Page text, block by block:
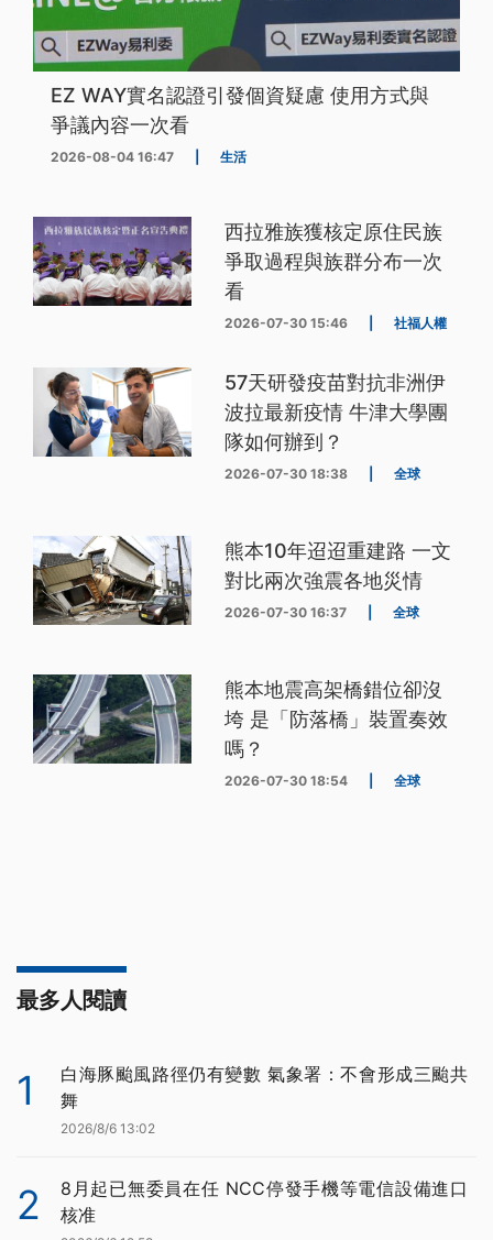
EZ WAY實名認證引發個資疑慮 使用方式與
爭議內容一次看
2026-08-04 16:47 生活
西拉雅族獲核定原住民族
爭取過程與族群分布一次
看
2026-07-30 15:46 社福人權
57天研發疫苗對抗非洲伊
波拉最新疫情 牛津大學團
隊如何辦到？
2026-07-30 18:38 全球
熊本10年迢迢重建路 一文
對比兩次強震各地災情
2026-07-30 16:37 全球
熊本地震高架橋錯位卻沒
垮 是「防落橋」裝置奏效
嗎？
2026-07-30 18:54 全球
最多人閱讀
1
白海豚颱風路徑仍有變數 氣象署：不會形成三颱共
舞
2026/8/6 13:02
2
8月起已無委員在任 NCC停發手機等電信設備進口
核准